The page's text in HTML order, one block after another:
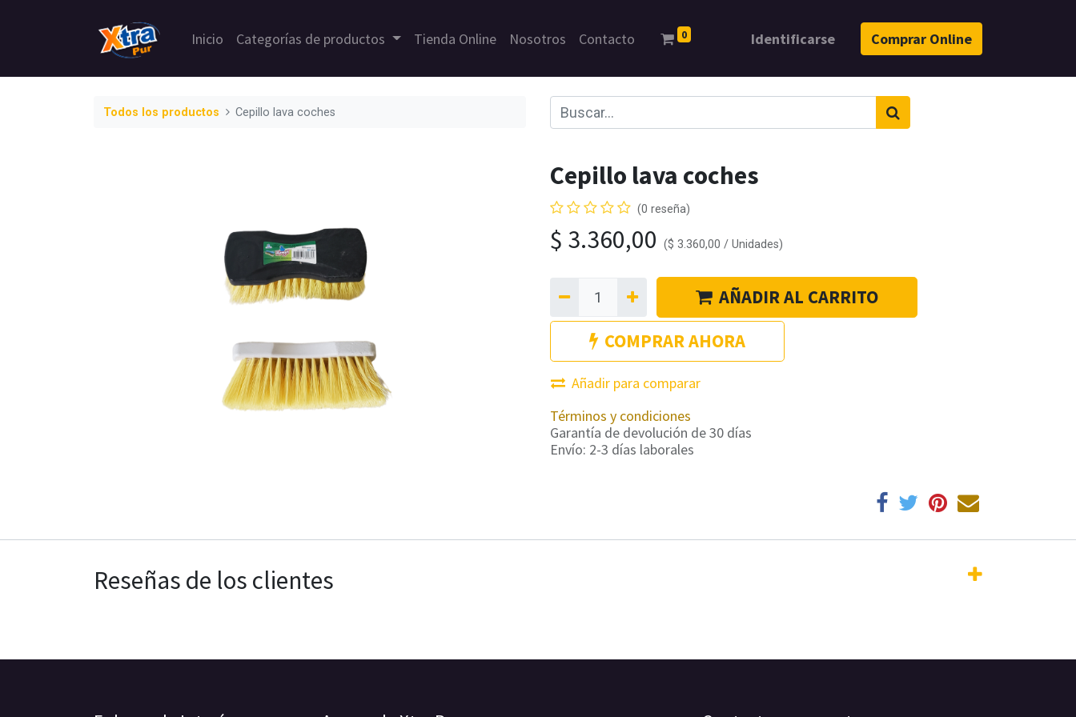
Inicio Categorías de productos Tienda Online Nosotros Contacto 0 Identificarse Comprar Online
Todos los productos Cepillo lava coches
Cepillo lava coches
(0 reseña)
$ 3.360,00 ($ 3.360,00 / Unidades)
AÑADIR AL CARRITO
COMPRAR AHORA
Añadir para comparar
Términos y condiciones
Garantía de devolución de 30 días
Envío: 2-3 días laborales
Reseñas de los clientes